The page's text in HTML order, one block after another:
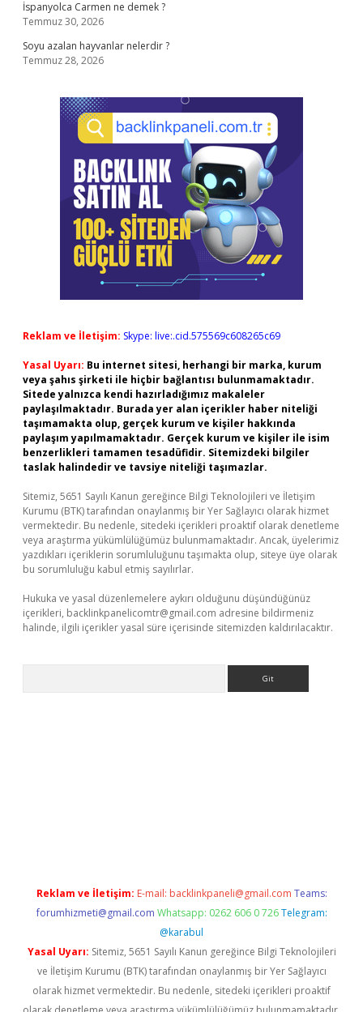
İspanyolca Carmen ne demek ?
Temmuz 30, 2026
Soyu azalan hayvanlar nelerdir ?
Temmuz 28, 2026
Reklam ve İletişim: Skype: live:.cid.575569c608265c69
Yasal Uyarı: Bu internet sitesi, herhangi bir marka, kurum
veya şahıs şirketi ile hiçbir bağlantısı bulunmamaktadır.
Sitede yalnızca kendi hazırladığımız makaleler
paylaşılmaktadır. Burada yer alan içerikler haber niteliği
taşımamakta olup, gerçek kurum ve kişiler hakkında
paylaşım yapılmamaktadır. Gerçek kurum ve kişiler ile isim
benzerlikleri tamamen tesadüfidir. Sitemizdeki bilgiler
taslak halindedir ve tavsiye niteliği taşımazlar.
Sitemiz, 5651 Sayılı Kanun gereğince Bilgi Teknolojileri ve İletişim
Kurumu (BTK) tarafından onaylanmış bir Yer Sağlayıcı olarak hizmet
vermektedir. Bu nedenle, sitedeki içerikleri proaktif olarak denetleme
veya araştırma yükümlülüğümüz bulunmamaktadır. Ancak, üyelerimiz
yazdıkları içeriklerin sorumluluğunu taşımakta olup, siteye üye olarak
bu sorumluluğu kabul etmiş sayılırlar.
Hukuka ve yasal düzenlemelere aykırı olduğunu düşündüğünüz
içerikleri, backlinkpanelicomtr@gmail.com adresine bildirmeniz
halinde, ilgili içerikler yasal süre içerisinde sitemizden kaldırılacaktır.
Reklam ve İletişim: E-mail: backlinkpaneli@gmail.com Teams:
forumhizmeti@gmail.com Whatsapp: 0262 606 0 726 Telegram:
@karabul
Yasal Uyarı: Sitemiz, 5651 Sayılı Kanun gereğince Bilgi Teknolojileri
ve İletişim Kurumu (BTK) tarafından onaylanmış bir Yer Sağlayıcı
olarak hizmet vermektedir. Bu nedenle, sitedeki içerikleri proaktif